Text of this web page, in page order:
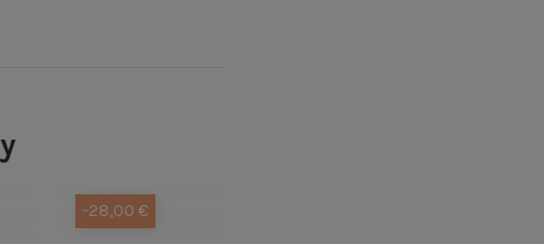
-28,00 €